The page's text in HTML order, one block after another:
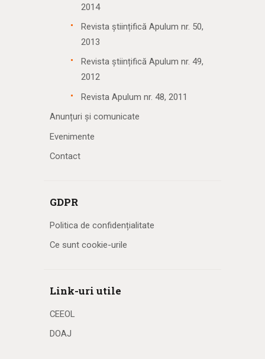
2014
Revista științifică Apulum nr. 50,
2013
Revista științifică Apulum nr. 49,
2012
Revista Apulum nr. 48, 2011
Anunțuri și comunicate
Evenimente
Contact
GDPR
Politica de confidențialitate
Ce sunt cookie-urile
Link-uri utile
CEEOL
DOAJ